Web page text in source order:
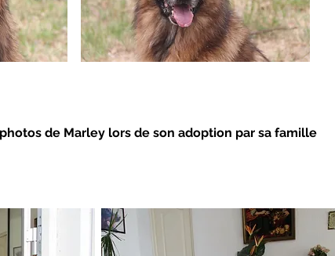
de Marley lors de son adoption par sa famille